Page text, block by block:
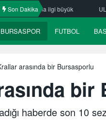
Son Dakika
büyük ULUDAĞ
BURSASPOR FUTBOL
arasında bir Bursasporlu
haberde son 10